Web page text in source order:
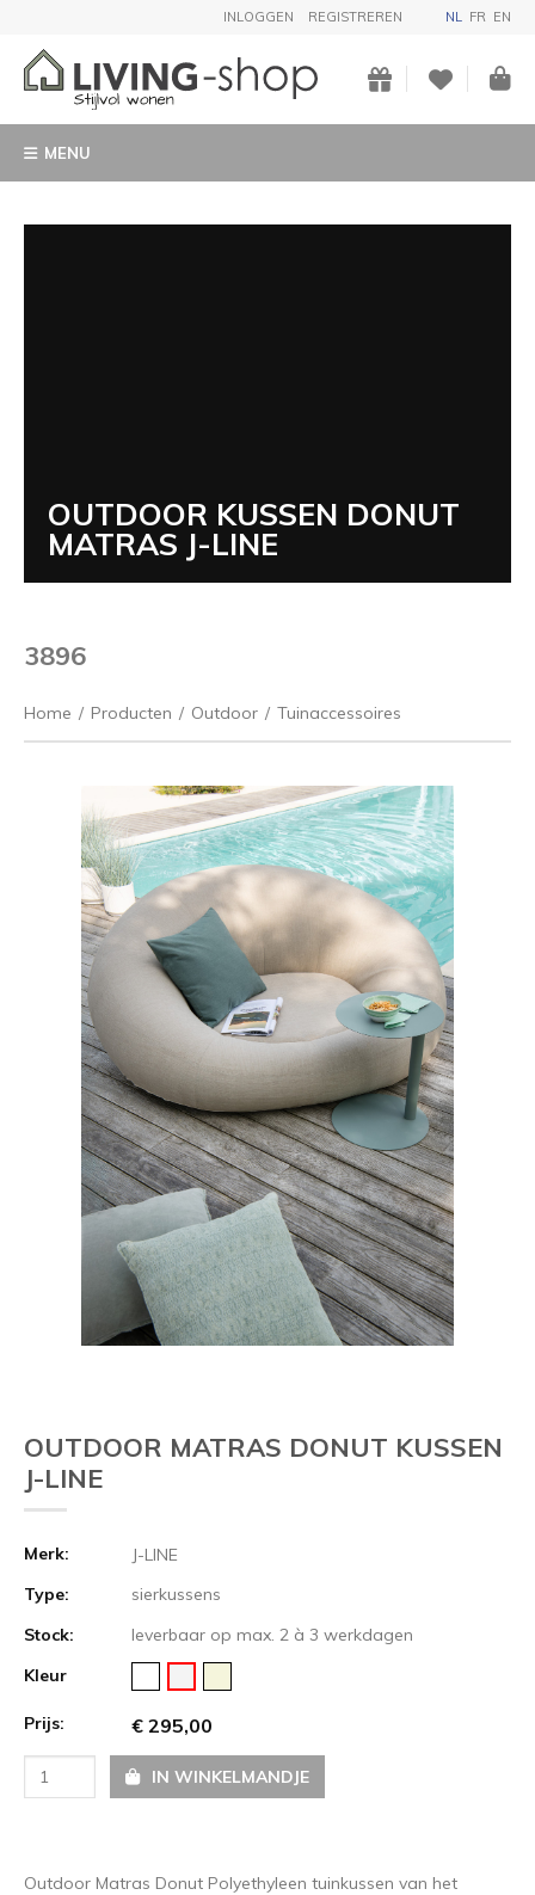
INLOGGEN REGISTREREN NL FR EN
MENU
OUTDOOR KUSSEN DONUT
MATRAS J-LINE
3896
Home / Producten / Outdoor / Tuinaccessoires
OUTDOOR MATRAS DONUT KUSSEN
J-LINE
Merk:
J-LINE
Type:
sierkussens
Stock:
leverbaar op max. 2 à 3 werkdagen
Kleur
Prijs: € 295,00
IN WINKELMANDJE
Outdoor Matras Donut Polyethyleen tuinkussen van het